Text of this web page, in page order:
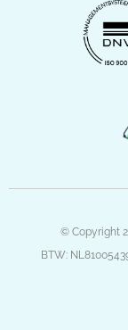
© Copyright
BTW: